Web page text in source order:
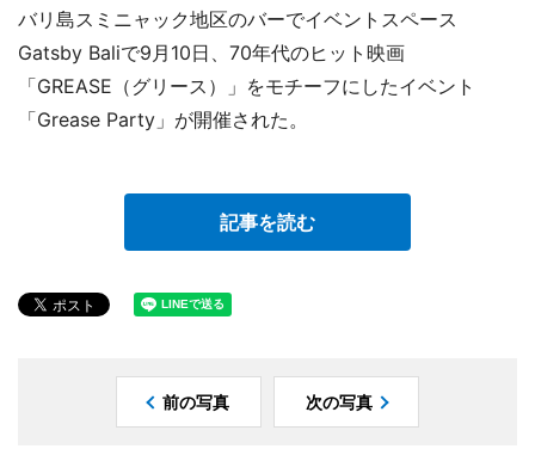
バリ島スミニャック地区のバーでイベントスペース
Gatsby Baliで9月10日、70年代のヒット映画
「GREASE（グリース）」をモチーフにしたイベント
「Grease Party」が開催された。
記事を読む
前の写真 次の写真